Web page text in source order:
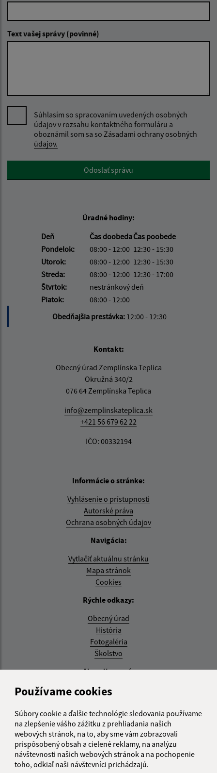
Používame cookies
Súbory cookie a ďalšie technológie sledovania používame
na zlepšenie vášho zážitku z prehliadania našich
webových stránok, na to, aby sme vám zobrazovali
prispôsobený obsah a cielené reklamy, na analýzu
návštevnosti našich webových stránok a na pochopenie
toho, odkiaľ naši návštevníci prichádzajú.
Text vašej správy (povinné)
Súhlasím so spracovaním uvedených osobných
údajov v rozsahu kontaktného formuláru a
oboznámil som sa so Zásadami ochrany osobných
údajov.
Google reCaptcha ResponseOdoslať správu
Úradné hodiny:
Deň
Čas doobedaČas poobede
Pondelok:
08:00 - 12:00 12:30 - 15:30
Utorok:
08:00 - 12:00 12:30 - 15:30
Streda:
08:00 - 12:00 12:30 - 17:00
Štvrtok:
nestránkový deň
Piatok:
08:00 - 12:00
Obedňajšia prestávka: 12:00 - 12:30
Kontakt:
Obecný úrad Zemplínska Teplica
Okružná 340/2
076 64 Zemplínska Teplica
info@zemplinskateplica.sk
+421 56 679 62 22
IČO: 00332194
Informácie o stránke:
Vyhlásenie o prístupnosti
Autorské práva
Ochrana osobných údajov
Navigácia:
Vytlačiť aktuálnu stránku
Mapa stránok
Cookies
Rýchle odkazy:
Obecný úrad
História
Fotogaléria
Školstvo
Aktualizované:
04.08.2026 11:27 hod.
RSS
Správca obsahu:
Správca obsahu je Obec Zemplínska Teplica.
Vytvorené v súlade sJednotným dizajn manuálom
elektronických služieb.